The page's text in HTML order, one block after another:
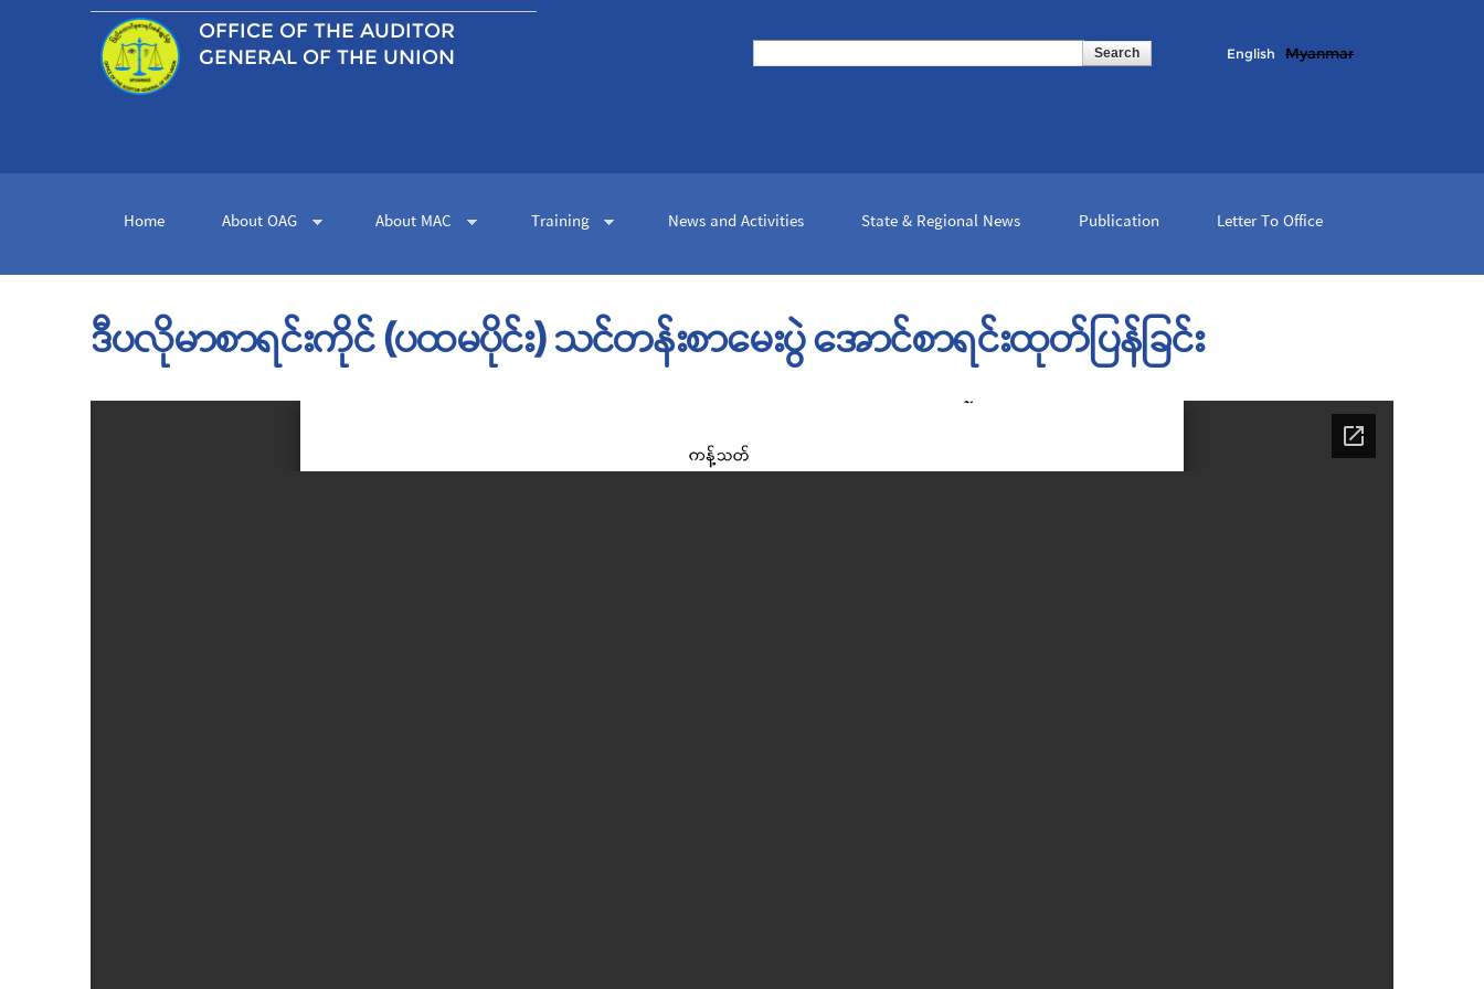
OFFICE OF THE AUDITOR
GENERAL OF THE UNION
Search form English Myanmar
Home About OAG About MAC Training News and Activities State & Regional News Publication Letter To Office
ဒီပလိုမာစာရင်းကိုင် (ပထမပိုင်း) သင်တန်းစာမေးပွဲ အောင်စာရင်းထုတ်ပြန်ခြင်း